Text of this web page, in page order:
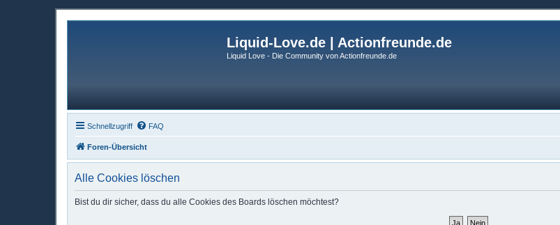
Liquid-Love.de | Actionfreunde.de
Liquid Love - Die Community von Actionfreunde.de
Schnellzugriff FAQ
Foren-Übersicht
Alle Cookies löschen
Bist du dir sicher, dass du alle Cookies des Boards löschen möchtest?